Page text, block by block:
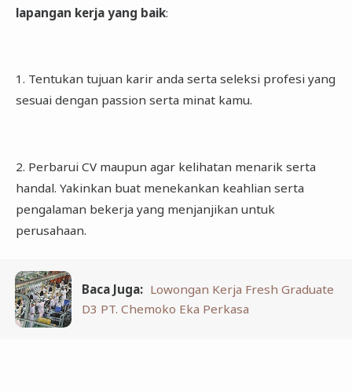
lapangan kerja yang baik:
1. Tentukan tujuan karir anda serta seleksi profesi yang
sesuai dengan passion serta minat kamu.
2. Perbarui CV maupun agar kelihatan menarik serta
handal. Yakinkan buat menekankan keahlian serta
pengalaman bekerja yang menjanjikan untuk
perusahaan.
Baca Juga: Lowongan Kerja Fresh Graduate
D3 PT. Chemoko Eka Perkasa